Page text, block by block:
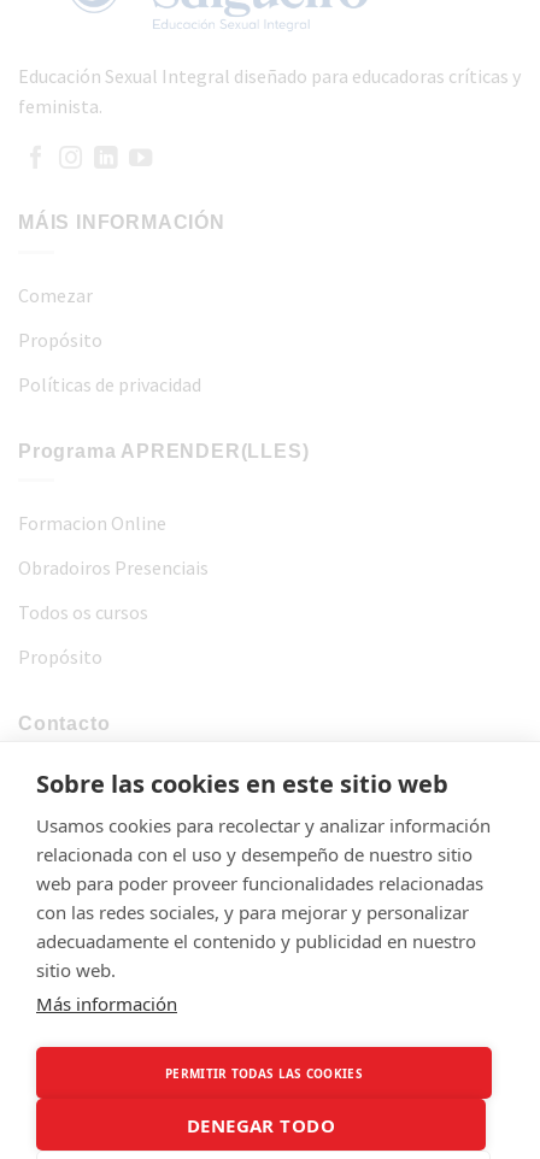
Educación Sexual Integral diseñado para educadoras críticas y
feminista.
MÁIS INFORMACIÓN
Comezar
Propósito
Políticas de privacidad
Programa APRENDER(LLES)
Formacion Online
Obradoiros Presenciais
Todos os cursos
Propósito
Contacto
¿Como podemos axudarche? 👇
Escríbenos
info@sabelasalgueiro.org
Copyright 2026 -Sabela Salgueiro ©
Sobre las cookies en este sitio web
Usamos cookies para recolectar y analizar información
relacionada con el uso y desempeño de nuestro sitio
web para poder proveer funcionalidades relacionadas
con las redes sociales, y para mejorar y personalizar
adecuadamente el contenido y publicidad en nuestro
sitio web.
Más información
PERMITIR TODAS LAS COOKIES
DENEGAR TODO